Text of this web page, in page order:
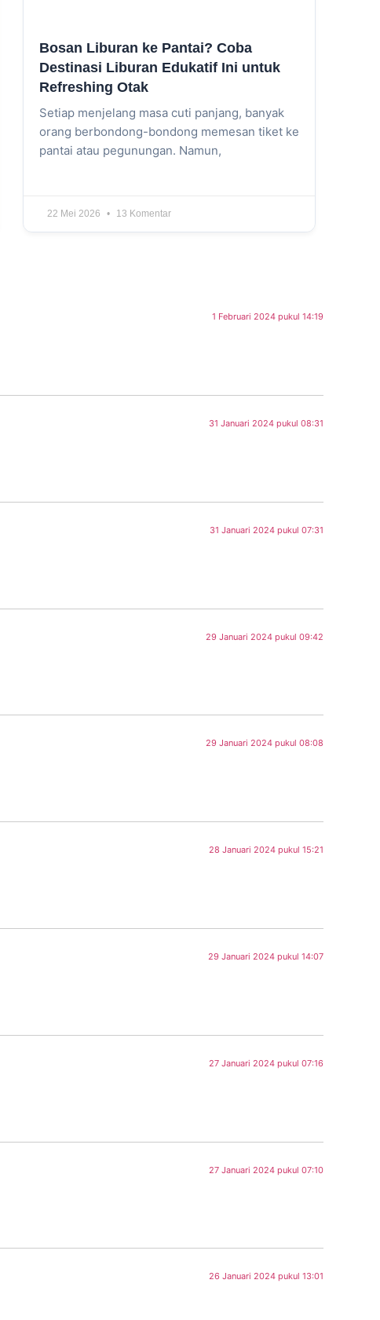
Bosan Liburan ke Pantai? Coba
Destinasi Liburan Edukatif Ini untuk
Refreshing Otak
Setiap menjelang masa cuti panjang, banyak
orang berbondong-bondong memesan tiket ke
pantai atau pegunungan. Namun,
22 Mei 2026 13 Komentar
1 Februari 2024 pukul 14:19
31 Januari 2024 pukul 08:31
31 Januari 2024 pukul 07:31
29 Januari 2024 pukul 09:42
29 Januari 2024 pukul 08:08
28 Januari 2024 pukul 15:21
29 Januari 2024 pukul 14:07
27 Januari 2024 pukul 07:16
27 Januari 2024 pukul 07:10
26 Januari 2024 pukul 13:01